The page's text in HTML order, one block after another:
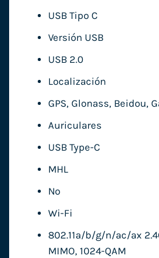
USB Tipo C
Versión USB
USB 2.0
Localización
GPS, Glonass, Beidou,
Auriculares
USB Type-C
MHL
No
Wi-Fi
802.11a/b/g/n/ac/ax
MIMO, 1024-QAM